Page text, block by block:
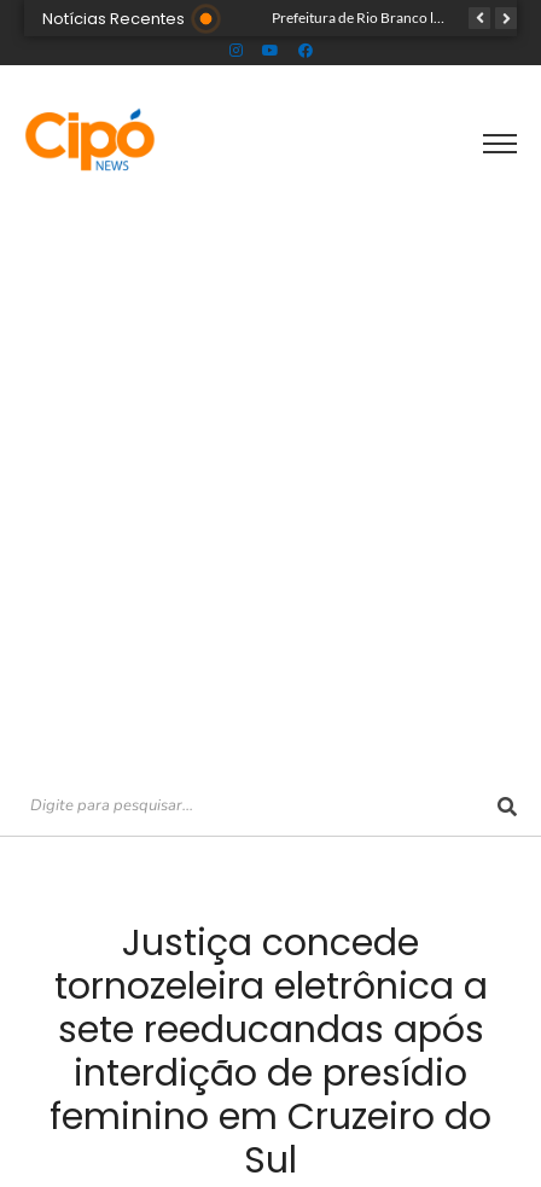
Notícias Recentes Líder religioso é preso por transformar fiéis em escravos sexuais
Justiça concede
tornozeleira eletrônica a
sete reeducandas após
interdição de presídio
feminino em Cruzeiro do
Sul